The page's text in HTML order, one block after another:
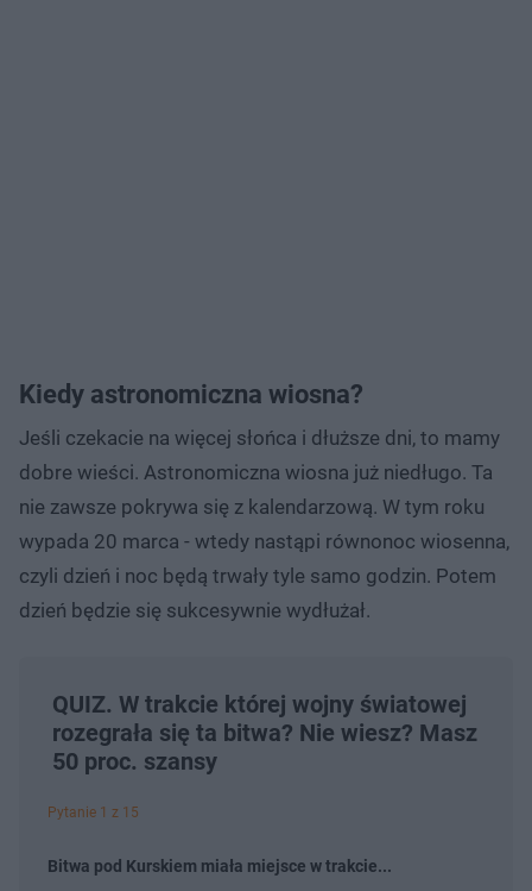
Kiedy astronomiczna wiosna?
Jeśli czekacie na więcej słońca i dłuższe dni, to mamy
dobre wieści. Astronomiczna wiosna już niedługo. Ta
nie zawsze pokrywa się z kalendarzową. W tym roku
wypada 20 marca - wtedy nastąpi równonoc wiosenna,
czyli dzień i noc będą trwały tyle samo godzin. Potem
dzień będzie się sukcesywnie wydłużał.
QUIZ. W trakcie której wojny światowej
rozegrała się ta bitwa? Nie wiesz? Masz
50 proc. szansy
Pytanie 1 z 15
Bitwa pod Kurskiem miała miejsce w trakcie...